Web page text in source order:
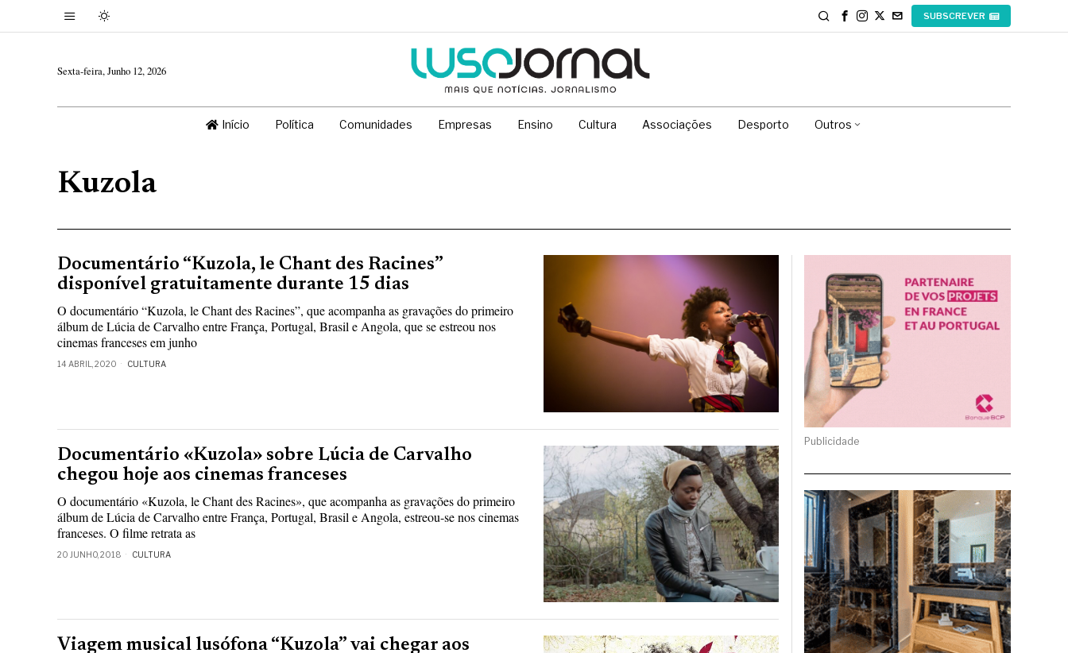
SUBSCREVER
Sexta-feira, Junho 12, 2026
Início Política Comunidades Empresas Ensino Cultura Associações Desporto Outros
Kuzola
Documentário “Kuzola, le Chant des Racines”
disponível gratuitamente durante 15 dias
O documentário “Kuzola, le Chant des Racines”, que acompanha as gravações do primeiro
álbum de Lúcia de Carvalho entre França, Portugal, Brasil e Angola, que se estreou nos
cinemas franceses em junho
14 ABRIL, 2020 CULTURA
Documentário «Kuzola» sobre Lúcia de Carvalho
chegou hoje aos cinemas franceses
O documentário «Kuzola, le Chant des Racines», que acompanha as gravações do primeiro
álbum de Lúcia de Carvalho entre França, Portugal, Brasil e Angola, estreou-se nos cinemas
franceses. O filme retrata as
20 JUNHO, 2018 CULTURA
Viagem musical lusófona “Kuzola” vai chegar aos
Publicidade